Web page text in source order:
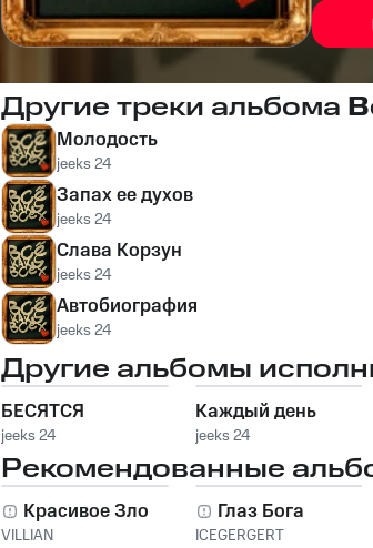
Другие треки альбома
Молодость
jeeks 24
Запах ее духов
jeeks 24
Слава Корзун
jeeks 24
Автобиография
jeeks 24
Другие альбомы
БЕСЯТСЯ
jeeks 24
Каждый день
jeeks 24
Рекомендованные
Красивое Зло
VILLIAN
Глаз Бога
ICEGERGERT